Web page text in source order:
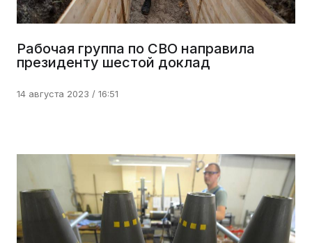
Рабочая группа по СВО направила
президенту шестой доклад
14 августа 2023 / 16:51